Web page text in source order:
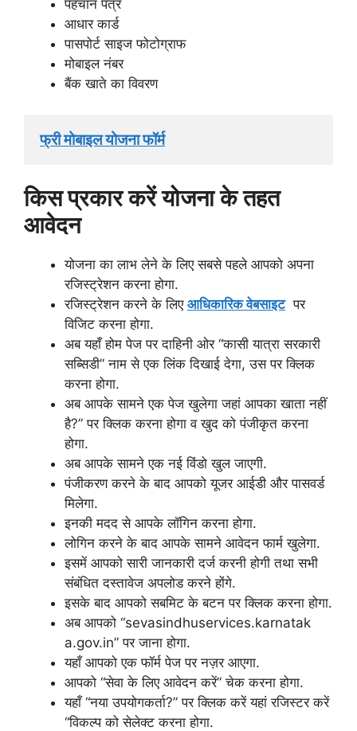
पहचान पत्र
आधार कार्ड
पासपोर्ट साइज फोटोग्राफ
मोबाइल नंबर
बैंक खाते का विवरण
फ्री मोबाइल योजना फॉर्म
किस प्रकार करें योजना के तहत
आवेदन
योजना का लाभ लेने के लिए सबसे पहले आपको अपना
रजिस्ट्रेशन करना होगा.
रजिस्ट्रेशन करने के लिए आधिकारिक वेबसाइटपर
विजिट करना होगा.
अब यहाँ होम पेज पर दाहिनी ओर “कासी यात्रा सरकारी
सब्सिडी” नाम से एक लिंक दिखाई देगा, उस पर क्लिक
करना होगा.
अब आपके सामने एक पेज खुलेगा जहां आपका खाता नहीं
है?” पर क्लिक करना होगा व खुद को पंजीकृत करना
होगा.
अब आपके सामने एक नई विंडो खुल जाएगी.
पंजीकरण करने के बाद आपको यूजर आईडी और पासवर्ड
मिलेगा.
इनकी मदद से आपके लॉगिन करना होगा.
लोगिन करने के बाद आपके सामने आवेदन फार्म खुलेगा.
इसमें आपको सारी जानकारी दर्ज करनी होगी तथा सभी
संबंधित दस्तावेज अपलोड करने होंगे.
इसके बाद आपको सबमिट के बटन पर क्लिक करना होगा.
अब आपको “sevasindhuservices.karnatak
a.gov.in” पर जाना होगा.
यहाँ आपको एक फॉर्म पेज पर नज़र आएगा.
आपको “सेवा के लिए आवेदन करें” चेक करना होगा.
यहाँ “नया उपयोगकर्ता?” पर क्लिक करें यहां रजिस्टर करें
“विकल्प को सेलेक्ट करना होगा.